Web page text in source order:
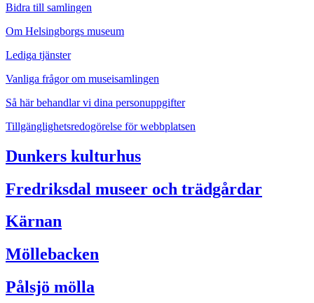
Bidra till samlingen
Om Helsingborgs museum
Lediga tjänster
Vanliga frågor om museisamlingen
Så här behandlar vi dina personuppgifter
Tillgänglighetsredogörelse för webbplatsen
Dunkers kulturhus
Fredriksdal museer och trädgårdar
Kärnan
Möllebacken
Pålsjö mölla